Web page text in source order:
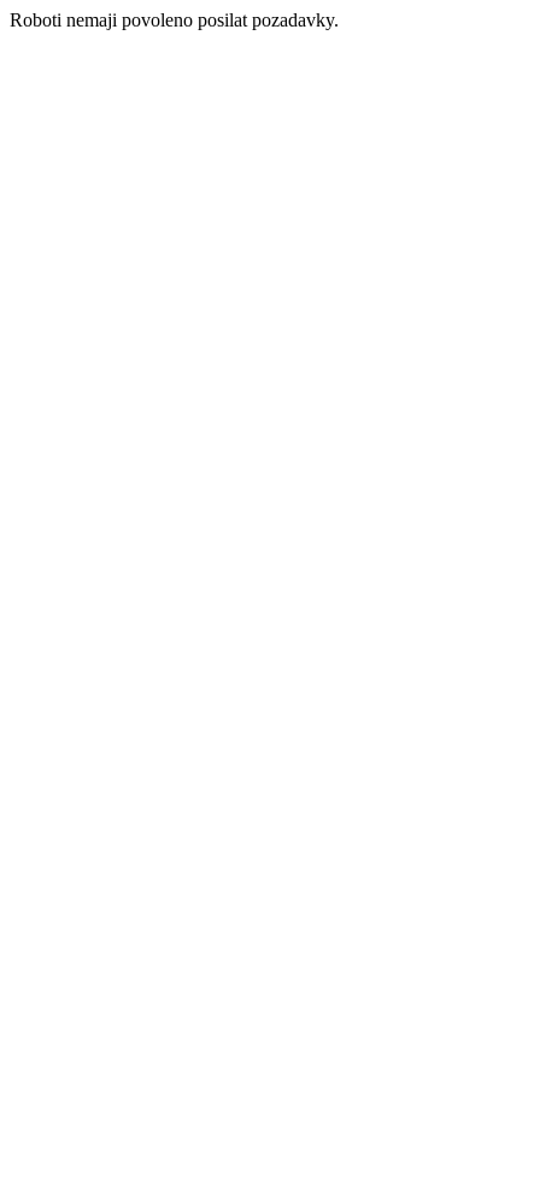
Roboti nemaji povoleno posilat pozadavky.